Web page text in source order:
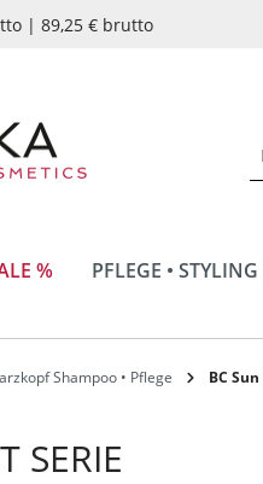
| 89,25 € brutto
% PFLEGE • STYLING
Shampoo • Pflege BC
SERIE